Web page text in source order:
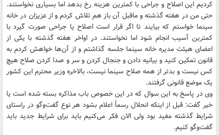
کردیم این اصلاح و جراحی با کمترین هزینه رخ بدهد اما بسیاری نخواستند‌.
حتی من در هفته گذشته و ماقبل آن باز هم تلاش کردم و از عزیزان در خانه
سینما خواستم که بیایند تا اگر قرار است اصلاح یا جراحی صورت گیرد با
کمترین آسیب انجام شود اما نخواستند. در اواخر هفته گذشته با یکی از
اعضای هیئت مدیره خانه سینما جلسه گذاشتم و از آن‌ها خواهش کردم به
قانون تمکین کنید و بیانیه دادن و جنجال کردن و سر و صدا کردن صلاح هیچ
کس نیست و بدتر از همه صلاح سینما نیست، بالاخره وزیر محترم این کشور
یک موضع قانونی گرفتند.
وی در پاسخ به این سوال که در این خصوص باب مذاکره بسته شده است یا
خیر گفت: قبل از اینکه انحلال رسماً اعلام بشود هر نوع گفت‌و‌گو در راستای
شرایط گذشته مفید بود ولی الان فکر می‌کنیم باید برای شرایط جدید باید
گفت‌و‌گو کنیم.